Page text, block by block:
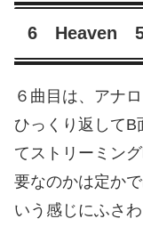
6 Heaven
６曲目は、アナ
ひっくり返してB
てストリーミン
要なのかは定か
いう感じにふさわ